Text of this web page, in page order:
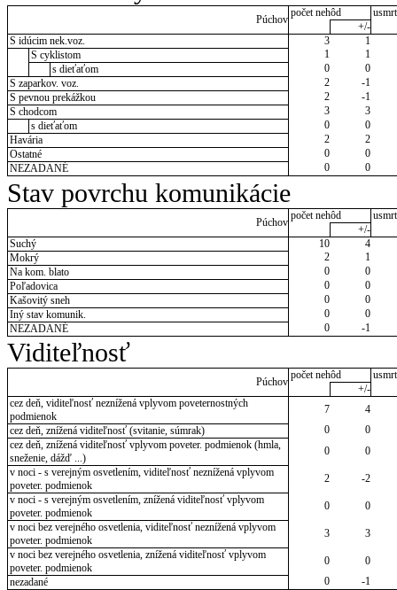
Púchov
počet nehôd
+/-
S idúcim nek.voz.
3
1
S cyklistom
1
1
s dieťaťom
0
0
S zaparkov. voz.
2
-1
S pevnou prekážkou
2
-1
S chodcom
3
3
s dieťaťom
0
0
Havária
2
2
Ostatné
0
0
NEZADANÉ
0 0
Stav povrchu komunikácie
Púchov
počet nehôd
+/-
Suchý
10
4
Mokrý
2
1
Na kom. blato
0
0
Poľadovica
0
0
Kašovitý sneh
0
0
Iný stav komunik.
0
0
NEZADANÉ
0 -1
Viditeľnosť
Púchov
počet nehôd
+/-
cez deň, viditeľnosť neznížená vplyvom poveternostných
podmienok
7
4
cez deň, znížená viditeľnosť (svitanie, súmrak)
0
0
cez deň, znížená viditeľnosť vplyvom poveter. podmienok (hmla,
sneženie, dážď ...)
0
0
v noci - s verejným osvetlením, viditeľnosť neznížená vplyvom
poveter. podmienok
2
-2
v noci - s verejným osvetlením, znížená viditeľnosť vplyvom
poveter. podmienok
0
0
v noci bez verejného osvetlenia, viditeľnosť neznížená vplyvom
poveter. podmienok
3
3
v noci bez verejného osvetlenia, znížená viditeľnosť vplyvom
poveter. podmienok
0
0
nezadané
0 -1